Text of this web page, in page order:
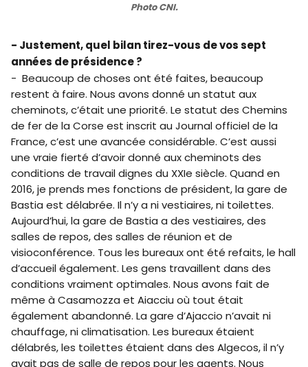
Photo CNI.
- Justement, quel bilan tirez-vous de vos sept
années de présidence ?
- Beaucoup de choses ont été faites, beaucoup
restent à faire. Nous avons donné un statut aux
cheminots, c’était une priorité. Le statut des Chemins
de fer de la Corse est inscrit au Journal officiel de la
France, c’est une avancée considérable. C’est aussi
une vraie fierté d’avoir donné aux cheminots des
conditions de travail dignes du XXIe siècle. Quand en
2016, je prends mes fonctions de président, la gare de
Bastia est délabrée. Il n’y a ni vestiaires, ni toilettes.
Aujourd’hui, la gare de Bastia a des vestiaires, des
salles de repos, des salles de réunion et de
visioconférence. Tous les bureaux ont été refaits, le hall
d’accueil également. Les gens travaillent dans des
conditions vraiment optimales. Nous avons fait de
même à Casamozza et Aiacciu où tout était
également abandonné. La gare d’Ajaccio n’avait ni
chauffage, ni climatisation. Les bureaux étaient
délabrés, les toilettes étaient dans des Algecos, il n’y
avait pas de salle de repos pour les agents. Nous